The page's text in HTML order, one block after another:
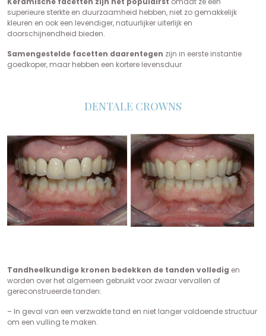
superieure sterkte en duurzaamheid hebben, niet zo gemakkelijk
kleuren en ook een levendiger, natuurlijker uiterlijk en
doorschijnendheid bieden.
Samengestelde facetten daarentegen zijn in eerste instantie
goedkoper, maar hebben een kortere levensduur.
DENTALE CROWNS
Tandheelkundige kronen bedekken de tanden volledig en
worden over het algemeen gebruikt voor zwaar vervallen of
gereconstrueerde tanden:
– In geval van een verzwakte tand en niet langer voldoende structuur
om een vulling te maken.